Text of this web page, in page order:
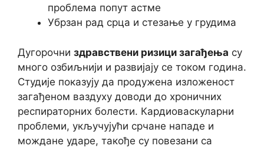
проблема попут астме
Убрзан рад срца и стезање у грудима
Дугорочни здравствени ризици загађења су
много озбиљнији и развијају се током година.
Студије показују да продужена изложеност
загађеном ваздуху доводи до хроничних
респираторних болести. Кардиоваскуларни
проблеми, укључујући срчане нападе и
мождане ударе, такође су повезани са